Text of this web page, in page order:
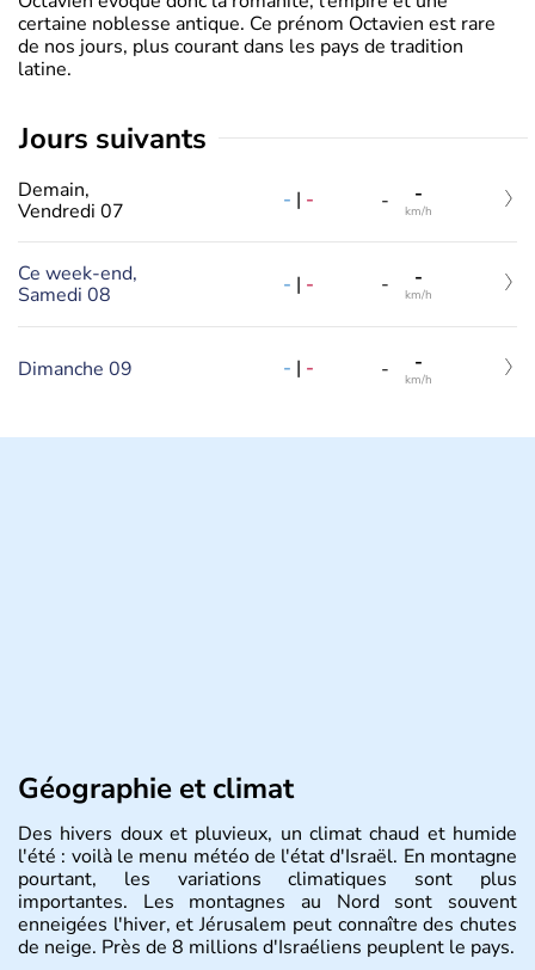
certaine noblesse antique. Ce prénom Octavien est rare
de nos jours, plus courant dans les pays de tradition
latine.
jours suivants
Demain,
Vendredi 07
- | - - -
km/h
Ce week-end,
Samedi 08
- | - - -
km/h
Dimanche 09 - | - - -
km/h
Géographie et climat
Des hivers doux et pluvieux, un climat chaud et humide
l'été : voilà le menu météo de l'état d'Israël. En montagne
pourtant, les variations climatiques sont plus
importantes. Les montagnes au Nord sont souvent
enneigées l'hiver, et Jérusalem peut connaître des chutes
de neige. Près de 8 millions d'Israéliens peuplent le pays.